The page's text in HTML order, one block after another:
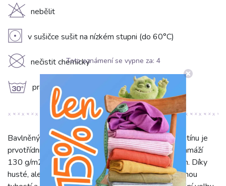
H nebělit
V v sušičce sušit na nízkém stupni (do 60°C)
K nečistit chemicky
g prát na 30°C
Bavlněný popelín dark cognac v sytém hnědém odstínu je
prvotřídní 100% bavlněná látka. S šíří 150 cm a gramáží
130 g/m2 vyniká prodyšností a příjemným dotykem. Díky
husté, ale lehké vazbě je známý svou hladkostí, mírnou
Toto oznámení se vypne za: 3